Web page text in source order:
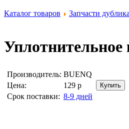
Каталог товаров Запчасти
Производитель: BUENQ
Цена:
129 р
Срок поставки: 8-9 дней